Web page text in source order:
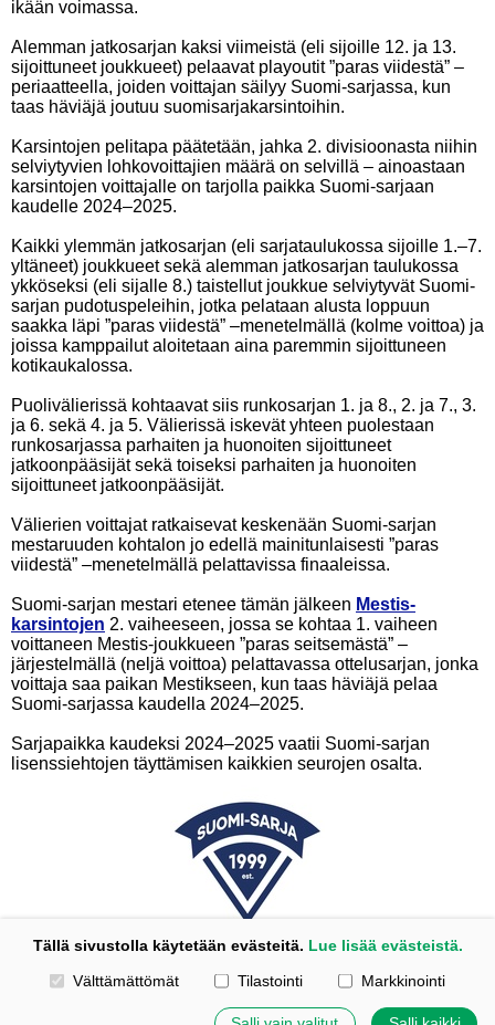
ikään voimassa.
Alemman jatkosarjan kaksi viimeistä (eli sijoille 12. ja 13.
sijoittuneet joukkueet) pelaavat playoutit ”paras viidestä” –
periaatteella, joiden voittajan säilyy Suomi-sarjassa, kun
taas häviäjä joutuu suomisarjakarsintoihin.
Karsintojen pelitapa päätetään, jahka 2. divisioonasta niihin
selviytyvien lohkovoittajien määrä on selvillä – ainoastaan
karsintojen voittajalle on tarjolla paikka Suomi-sarjaan
kaudelle 2024–2025.
Kaikki ylemmän jatkosarjan (eli sarjataulukossa sijoille 1.–7.
yltäneet) joukkueet sekä alemman jatkosarjan taulukossa
ykköseksi (eli sijalle 8.) taistellut joukkue selviytyvät Suomi-
sarjan pudotuspeleihin, jotka pelataan alusta loppuun
saakka läpi ”paras viidestä” –menetelmällä (kolme voittoa) ja
joissa kamppailut aloitetaan aina paremmin sijoittuneen
kotikaukalossa.
Puolivälierissä kohtaavat siis runkosarjan 1. ja 8., 2. ja 7., 3.
ja 6. sekä 4. ja 5. Välierissä iskevät yhteen puolestaan
runkosarjassa parhaiten ja huonoiten sijoittuneet
jatkoonpääsijät sekä toiseksi parhaiten ja huonoiten
sijoittuneet jatkoonpääsijät.
Välierien voittajat ratkaisevat keskenään Suomi-sarjan
mestaruuden kohtalon jo edellä mainitunlaisesti ”paras
viidestä” –menetelmällä pelattavissa finaaleissa.
Suomi-sarjan mestari etenee tämän jälkeen Mestis-
karsintojen 2. vaiheeseen, jossa se kohtaa 1. vaiheen
voittaneen Mestis-joukkueen ”paras seitsemästä” –
järjestelmällä (neljä voittoa) pelattavassa ottelusarjan, jonka
voittaja saa paikan Mestikseen, kun taas häviäjä pelaa
Suomi-sarjassa kaudella 2024–2025.
Sarjapaikka kaudeksi 2024–2025 vaatii Suomi-sarjan
lisenssiehtojen täyttämisen kaikkien seurojen osalta.
Evästeet
Tällä sivustolla käytetään evästeitä. Lue lisää evästeistä.
Valitse käytettävät evästeet
Välttämättömät Tilastointi Markkinointi